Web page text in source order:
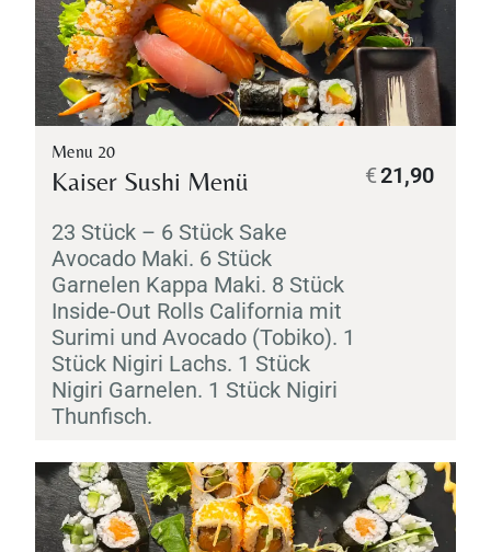
Menu 20
Kaiser Sushi Menü
23 Stück – 6 Stück Sake
Avocado Maki. 6 Stück
Garnelen Kappa Maki. 8 Stück
Inside-Out Rolls California mit
Surimi und Avocado (Tobiko). 1
Stück Nigiri Lachs. 1 Stück
Nigiri Garnelen. 1 Stück Nigiri
Thunfisch.
21,90
€